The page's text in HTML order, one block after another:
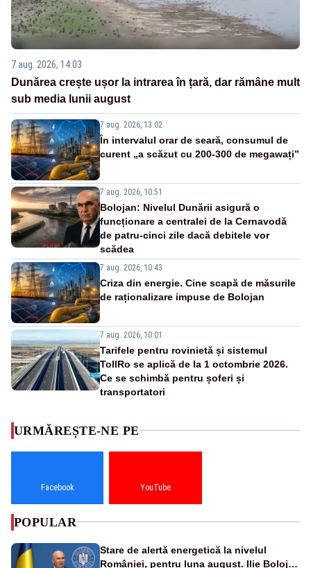
7 aug. 2026, 14:03
Dunărea crește ușor la intrarea în țară, dar rămâne mult
sub media lunii august
7 aug. 2026, 13:02
În intervalul orar de seară, consumul de
curent „a scăzut cu 200-300 de megawați”
7 aug. 2026, 10:51
Bolojan: Nivelul Dunării asigură o
funcționare a centralei de la Cernavodă
de patru-cinci zile dacă debitele vor
scădea
7 aug. 2026, 10:43
Criza din energie. Cine scapă de măsurile
de raționalizare impuse de Bolojan
7 aug. 2026, 10:01
Tarifele pentru rovinietă și sistemul
TollRo se aplică de la 1 octombrie 2026.
Ce se schimbă pentru șoferi și
transportatori
URMĂREȘTE-NE PE
Facebook YouTube
POPULAR
Stare de alertă energetică la nivelul
României, pentru luna august. Ilie Bolojan